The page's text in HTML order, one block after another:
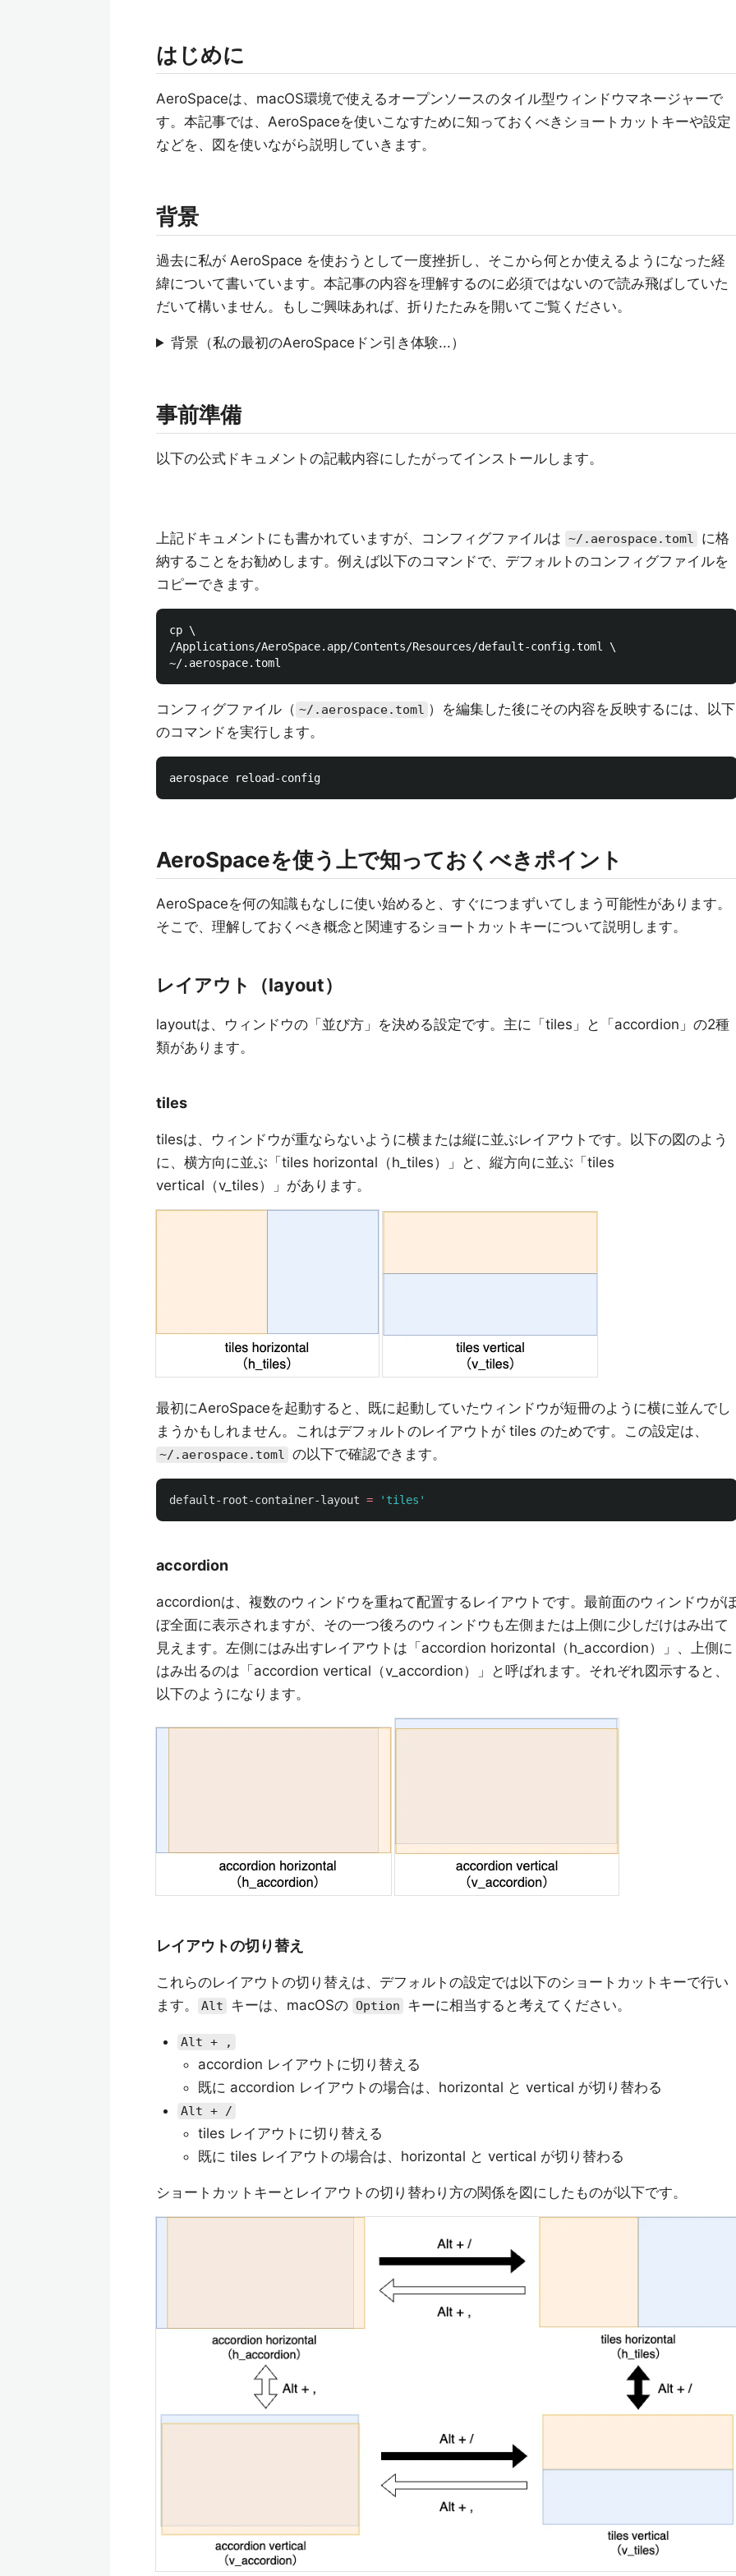
はじめに
AeroSpaceは、macOS環境で使えるオープンソースのタイル型ウィンドウマネージャーで
す。本記事では、AeroSpaceを使いこなすために知っておくべきショートカットキーや設定
などを、図を使いながら説明していきます。
背景
過去に私が AeroSpace を使おうとして一度挫折し、そこから何とか使えるようになった経
緯について書いています。本記事の内容を理解するのに必須ではないので読み飛ばしていた
だいて構いません。もしご興味あれば、折りたたみを開いてご覧ください。
背景（私の最初のAeroSpaceドン引き体験...）
事前準備
以下の公式ドキュメントの記載内容にしたがってインストールします。
上記ドキュメントにも書かれていますが、コンフィグファイルは ~/.aerospace.toml
に格
納することをお勧めします。例えば以下のコマンドで、デフォルトのコンフィグファイルを
コピーできます。
cp \
/Applications/AeroSpace.app/Contents/Resources/default-config.toml \
コンフィグファイル（ ~/.aerospace.toml ）を編集した後にその内容を反映するには、以下
のコマンドを実行します。
AeroSpaceを使う上で知っておくべきポイント
AeroSpaceを何の知識もなしに使い始めると、すぐにつまずいてしまう可能性があります。
そこで、理解しておくべき概念と関連するショートカットキーについて説明します。
レイアウト（layout）
layoutは、ウィンドウの「並び方」を決める設定です。主に「tiles」と「accordion」の2種
類があります。
tiles
tilesは、ウィンドウが重ならないように横または縦に並ぶレイアウトです。以下の図のよう
に、横方向に並ぶ「tiles horizontal（h_tiles）」と、縦方向に並ぶ「tiles
vertical（v_tiles）」があります。
最初にAeroSpaceを起動すると、既に起動していたウィンドウが短冊のように横に並んでし
まうかもしれません。これはデフォルトのレイアウトが tiles のためです。この設定は、
~/.aerospace.toml の以下で確認できます。
default-root-container-layout = 'tiles'
accordion
accordionは、複数のウィンドウを重ねて配置するレイアウトです。最前面のウィンドウが
ぼ全面に表示されますが、その一つ後ろのウィンドウも左側または上側に少しだけはみ出て
見えます。左側にはみ出すレイアウトは「accordion horizontal（h_accordion）」、上側に
はみ出るのは「accordion vertical（v_accordion）」と呼ばれます。それぞれ図示すると、
以下のようになります。
レイアウトの切り替え
これらのレイアウトの切り替えは、デフォルトの設定では以下のショートカットキーで行い
ます。
Alt キーは、macOSの Option キーに相当すると考えてください。
Alt + ,
accordion レイアウトに切り替える
既に accordion レイアウトの場合は、horizontal と vertical が切り替わる
Alt + /
tiles レイアウトに切り替える
既に tiles レイアウトの場合は、horizontal と vertical が切り替わる
ショートカットキーとレイアウトの切り替わり方の関係を図にしたものが以下です。